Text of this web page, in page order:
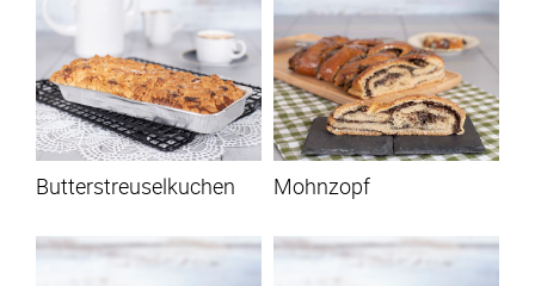
Butterstreuselkuchen Mohnzopf